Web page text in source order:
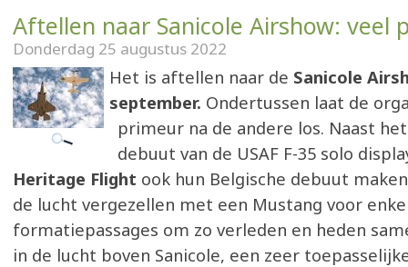
Aftellen naar Sanicole Airshow: veel
Donderdag 25 augustus 2022
Het is aftellen naar de Sanicole
september. Ondertussen laat de
primeur na de andere los. Naast
debuut van de USAF F-35 solo
Heritage Flight ook hun Belgische debuut
de lucht vergezellen met een Mustang voor
formatiepassages om zo verleden en heden
in de lucht boven Sanicole, een zeer